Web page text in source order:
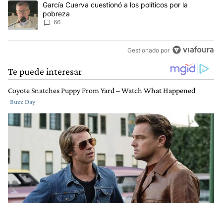
Un artículo de tendencia con el título "García Cuerva cuestionó
García Cuerva cuestionó a los políticos por la
pobreza
66
Gestionado por